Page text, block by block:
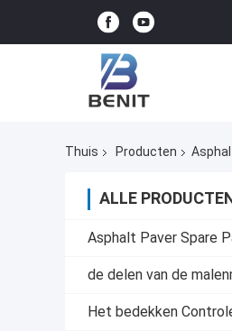
Thuis Producten
ALLE
Asphalt Paver Spare
de delen van de
Het bedekken